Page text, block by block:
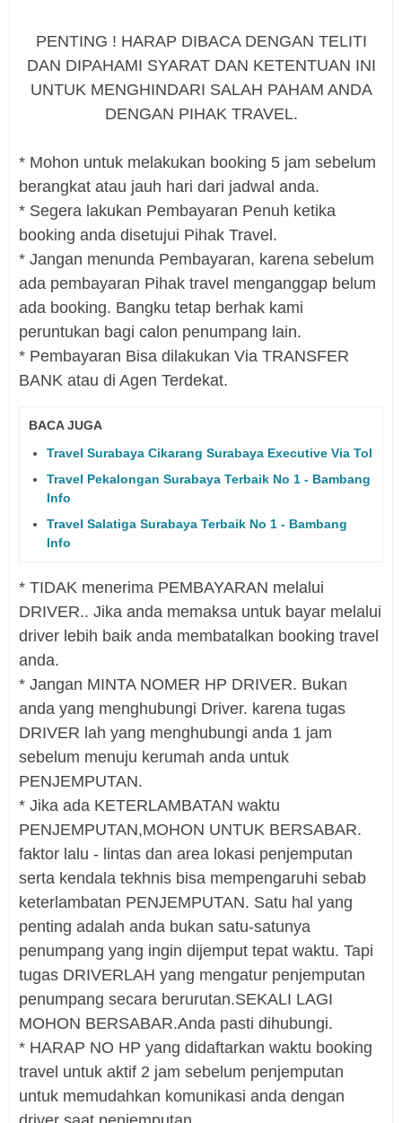
PENTING ! HARAP DIBACA DENGAN TELITI
DAN DIPAHAMI SYARAT DAN KETENTUAN INI
UNTUK MENGHINDARI SALAH PAHAM ANDA
DENGAN PIHAK TRAVEL.
* Mohon untuk melakukan booking 5 jam sebelum
berangkat atau jauh hari dari jadwal anda.
* Segera lakukan Pembayaran Penuh ketika
booking anda disetujui Pihak Travel.
* Jangan menunda Pembayaran, karena sebelum
ada pembayaran Pihak travel menganggap belum
ada booking. Bangku tetap berhak kami
peruntukan bagi calon penumpang lain.
* Pembayaran Bisa dilakukan Via TRANSFER
BANK atau di Agen Terdekat.
BACA JUGA
Travel Surabaya Cikarang Surabaya Executive Via Tol
Travel Pekalongan Surabaya Terbaik No 1 - Bambang
Info
Travel Salatiga Surabaya Terbaik No 1 - Bambang
Info
* TIDAK menerima PEMBAYARAN melalui
DRIVER.. Jika anda memaksa untuk bayar melalui
driver lebih baik anda membatalkan booking travel
anda.
* Jangan MINTA NOMER HP DRIVER. Bukan
anda yang menghubungi Driver. karena tugas
DRIVER lah yang menghubungi anda 1 jam
sebelum menuju kerumah anda untuk
PENJEMPUTAN.
* Jika ada KETERLAMBATAN waktu
PENJEMPUTAN,MOHON UNTUK BERSABAR.
faktor lalu - lintas dan area lokasi penjemputan
serta kendala tekhnis bisa mempengaruhi sebab
keterlambatan PENJEMPUTAN. Satu hal yang
penting adalah anda bukan satu-satunya
penumpang yang ingin dijemput tepat waktu. Tapi
tugas DRIVERLAH yang mengatur penjemputan
penumpang secara berurutan.SEKALI LAGI
MOHON BERSABAR.Anda pasti dihubungi.
* HARAP NO HP yang didaftarkan waktu booking
travel untuk aktif 2 jam sebelum penjemputan
untuk memudahkan komunikasi anda dengan